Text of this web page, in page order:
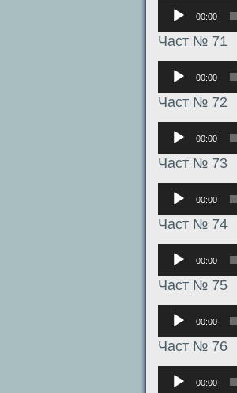
Аудиоплеер
00:00
Част № 71
Аудиоплеер
00:00
Част № 72
Аудиоплеер
00:00
Част № 73
Аудиоплеер
00:00
Част № 74
Аудиоплеер
00:00
Част № 75
Аудиоплеер
00:00
Част № 76
Аудиоплеер
00:00